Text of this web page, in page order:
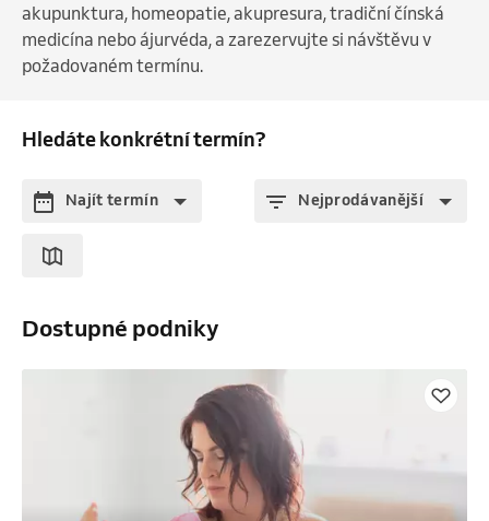
akupunktura, homeopatie, akupresura, tradiční čínská
medicína nebo ájurvéda, a zarezervujte si návštěvu v
požadovaném termínu.
Hledáte konkrétní termín?
Najít termín Nejprodávanější
Dostupné podniky